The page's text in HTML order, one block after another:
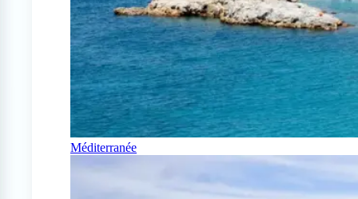
Méditerranée